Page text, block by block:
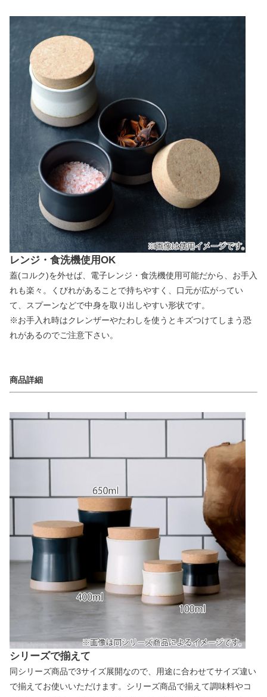
レンジ・食洗機使用OK
蓋(コルク)を外せば、電子レンジ・食洗機使用可能だから、お手入
れも楽々。くびれがあることで持ちやすく、口元が広がってい
て、スプーンなどで中身を取り出しやすい形状です。
※お手入れ時はクレンザーやたわしを使うとキズつけてしまう恐
れがあるのでご注意下さい。
商品詳細
シリーズで揃えて
同シリーズ商品で3サイズ展開なので、用途に合わせてサイズ違い
で揃えてお使いいただけます。シリーズ商品で揃えて調味料やコ